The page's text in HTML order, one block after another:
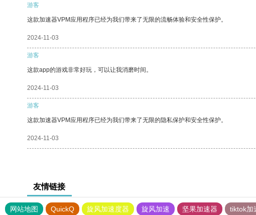
游客
这款加速器VPM应用程序已经为我们带来了无限的流畅体验和安全性保护。
2024-11-03
游客
这款app的游戏非常好玩，可以让我消磨时间。
2024-11-03
游客
这款加速器VPM应用程序已经为我们带来了无限的隐私保护和安全性保护。
2024-11-03
友情链接
网站地图 QuickQ 旋风加速度器 旋风加速 坚果加速器 tiktok加